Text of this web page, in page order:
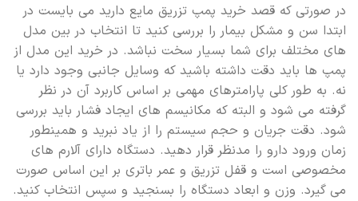
در صورتی که قصد خرید پمپ تزریق مایع دارید می بایست در
ابتدا سن و مشکل بیمار را بررسی کنید تا انتخاب در بین مدل
های مختلف برای شما بسیار سخت نباشد. در خرید این مدل از
پمپ ها باید دقت داشته باشید که وسایل جانبی وجود دارد یا
نه. به طور کلی پارامترهای مهمی بر اساس کاربرد آن در نظر
گرفته می شود و البته که مکانیسم های ایجاد فشار باید بررسی
شود. دقت جریان و حجم سیستم را از یاد نبرید و همینطور
زمان ورود دارو را مدنظر قرار دهید. دستگاه دارای آلارم های
مخصوصی است و قفل تزریق و عمر باتری بر این اساس صورت
می گیرد. وزن و ابعاد دستگاه را بسنجید و سپس انتخاب کنید.